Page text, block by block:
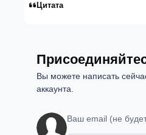
Цитата
Вы можете написать
аккаунта.